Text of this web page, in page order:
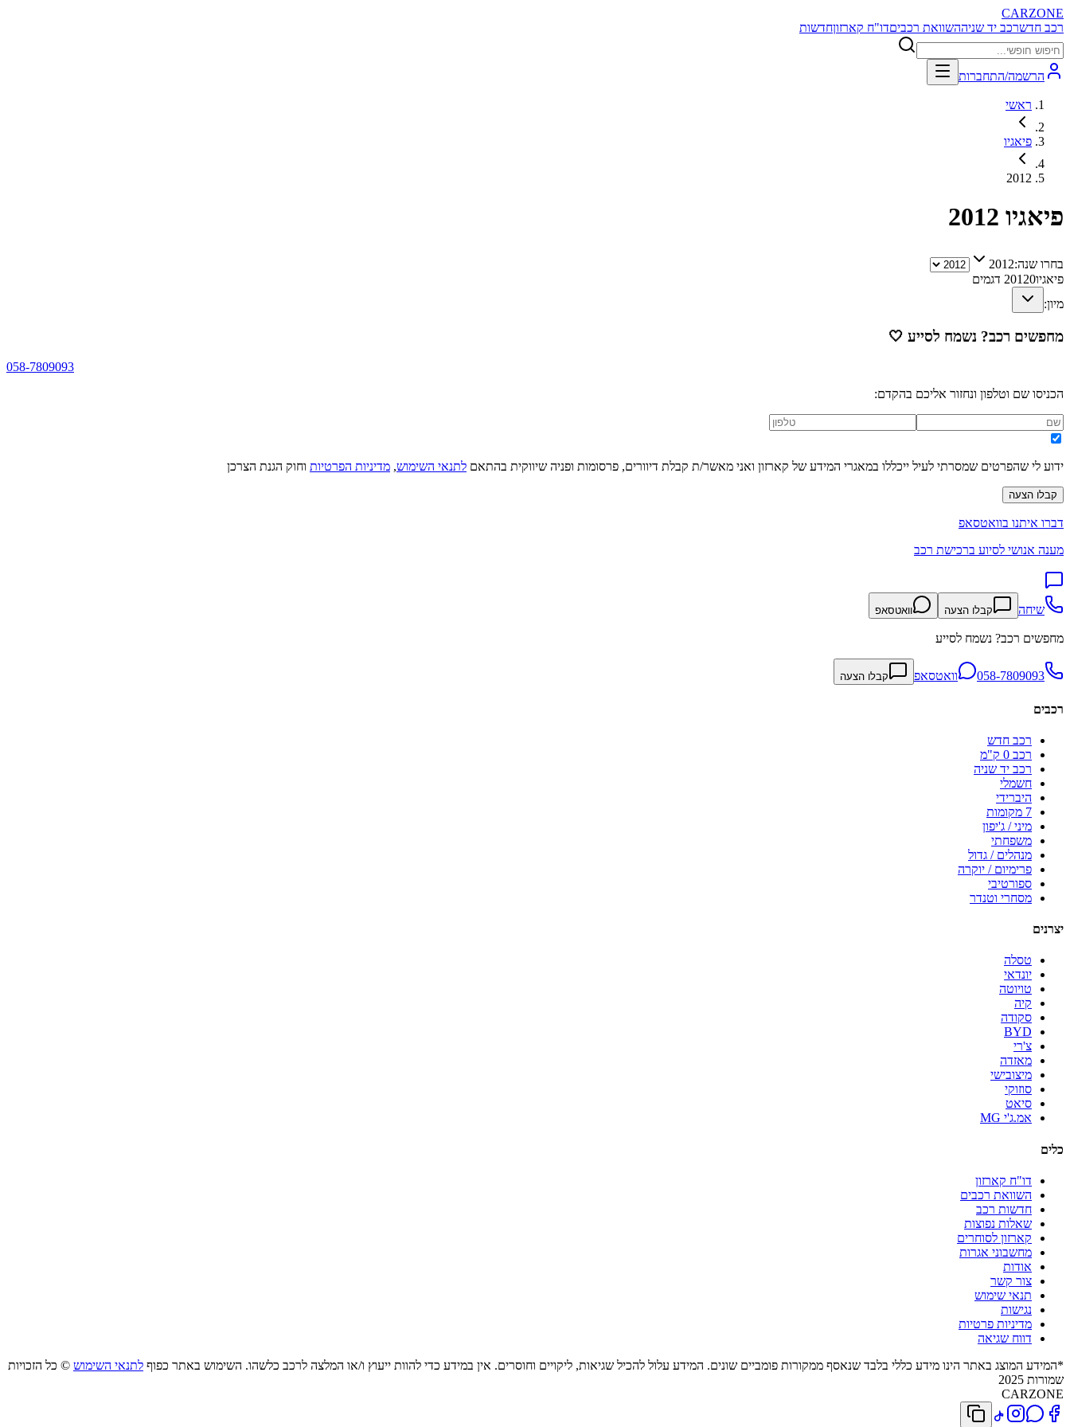
CARZONE
רכב חדשרכב יד שניההשוואת רכביםדו"ח קארזוןחדשות
הרשמה/התחברות
ראשי
פיאגיו
2012
פיאגיו 2012
בחרו שנה:2012
פיאגיו 20120
דגמים
מיון:
מחפשים רכב? נשמח לסייע 🤍
058-7809093
הכניסו שם וטלפון ונחזור אליכם בהקדם:
ידוע לי שהפרטים שמסרתי לעיל ייכללו במאגרי המידע של קארזון ואני מאשר/ת קבלת דיוורים, פרסומות ופניה שיווקית בהתאם לתנאי השימוש, מדיניות הפרטיות וחוק הגנת הצרכן
קבלו הצעה
דברו איתנו בוואטסאפ
מענה אנושי לסיוע ברכישת רכב
שיחה קבלו הצעה וואטסאפ
מחפשים רכב? נשמח לסייע
058-7809093 וואטסאפ קבלו הצעה
רכבים
רכב חדש
רכב 0 ק"מ
רכב יד שניה
חשמלי
היברידי
7 מקומות
מיני / ג'יפון
משפחתי
מנהלים / גדול
פרימיום / יוקרה
ספורטיבי
מסחרי וטנדר
יצרנים
טסלה
יונדאי
טויוטה
קיה
סקודה
BYD
צ'רי
מאזדה
מיצובישי
סוזוקי
סיאט
אמ.ג'י MG
כלים
דו"ח קארזון
השוואת רכבים
חדשות רכב
שאלות נפוצות
קארזון לסוחרים
מחשבוני אגרות
אודות
צור קשר
תנאי שימוש
נגישות
מדיניות פרטיות
דווח שגיאה
*המידע המוצג באתר הינו מידע כללי בלבד שנאסף ממקורות פומביים שונים. המידע עלול להכיל שגיאות, ליקויים וחוסרים. אין במידע כדי להוות ייעוץ ו/או המלצה לרכב כלשהו. השימוש באתר כפוף לתנאי השימוש © כל הזכויות
שמורות 2025
CARZONE